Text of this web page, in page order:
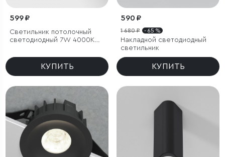
599 ₽
Светильник потолочный
светодиодный 7W 4000K
КУПИТЬ
590 ₽
1 680 ₽ - 65 %
Накладной светодиодный
светильник
КУПИТЬ